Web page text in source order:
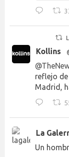
Kollins
reflejo
Madrid,
La
Un